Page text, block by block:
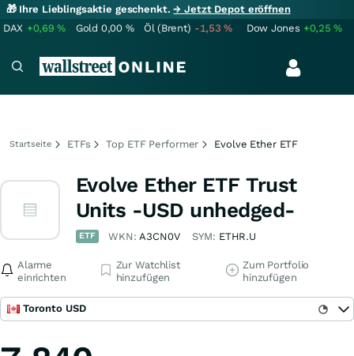
🎁 Ihre Lieblingsaktie geschenkt.→ Jetzt Depot eröffnen
DAX +0,69% Gold 0,00 % Öl (Brent) -1,53% Dow Jones +0,25%
Startseite ETFs Top ETF Performer Evolve Ether ETF
Evolve Ether ETF Trust
Units -USD unhedged-
ETF WKN:A3CN0V SYM: ETHR.U
Alarme
einrichten
Zur Watchlist
hinzufügen
Zum Portfolio
hinzufügen
Toronto USD